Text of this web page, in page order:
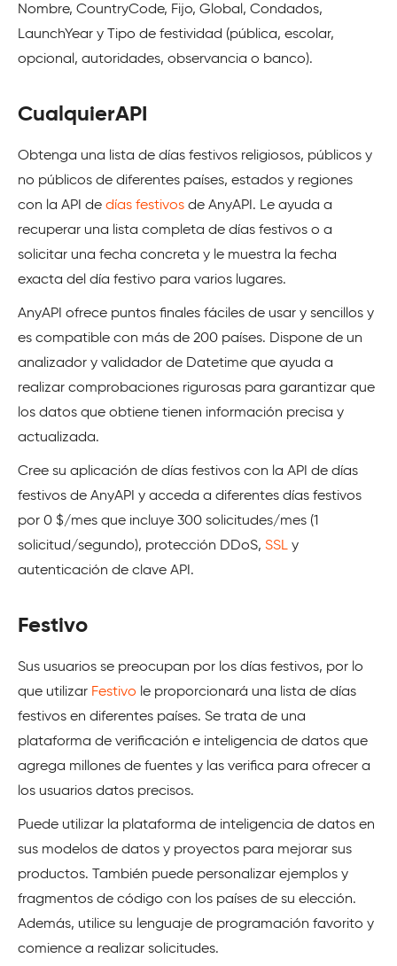
Nombre, CountryCode, Fijo, Global, Condados,
LaunchYear y Tipo de festividad (pública, escolar,
opcional, autoridades, observancia o banco).
CualquierAPI
Obtenga una lista de días festivos religiosos, públicos y
no públicos de diferentes países, estados y regiones
con la API de días festivos de AnyAPI. Le ayuda a
recuperar una lista completa de días festivos o a
solicitar una fecha concreta y le muestra la fecha
exacta del día festivo para varios lugares.
AnyAPI ofrece puntos finales fáciles de usar y sencillos y
es compatible con más de 200 países. Dispone de un
analizador y validador de Datetime que ayuda a
realizar comprobaciones rigurosas para garantizar que
los datos que obtiene tienen información precisa y
actualizada.
Cree su aplicación de días festivos con la API de días
festivos de AnyAPI y acceda a diferentes días festivos
por 0 $/mes que incluye 300 solicitudes/mes (1
solicitud/segundo), protección DDoS, SSL y
autenticación de clave API.
Festivo
Sus usuarios se preocupan por los días festivos, por lo
que utilizar Festivo le proporcionará una lista de días
festivos en diferentes países. Se trata de una
plataforma de verificación e inteligencia de datos que
agrega millones de fuentes y las verifica para ofrecer a
los usuarios datos precisos.
Puede utilizar la plataforma de inteligencia de datos en
sus modelos de datos y proyectos para mejorar sus
productos. También puede personalizar ejemplos y
fragmentos de código con los países de su elección.
Además, utilice su lenguaje de programación favorito y
comience a realizar solicitudes.